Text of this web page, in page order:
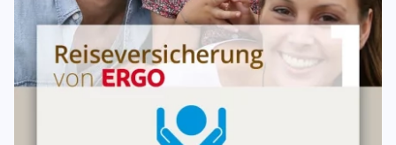
Nicht gestattet ist die Nutzung für:
Motorsportliche Zwecke oder Fahrzeugtests
Gewerbliche Personenbeförderung
Weitervermietung oder Verleih
Fahrschulübungen
Beförderung gefährlicher Stoffe
4. Fahrten ins Ausland